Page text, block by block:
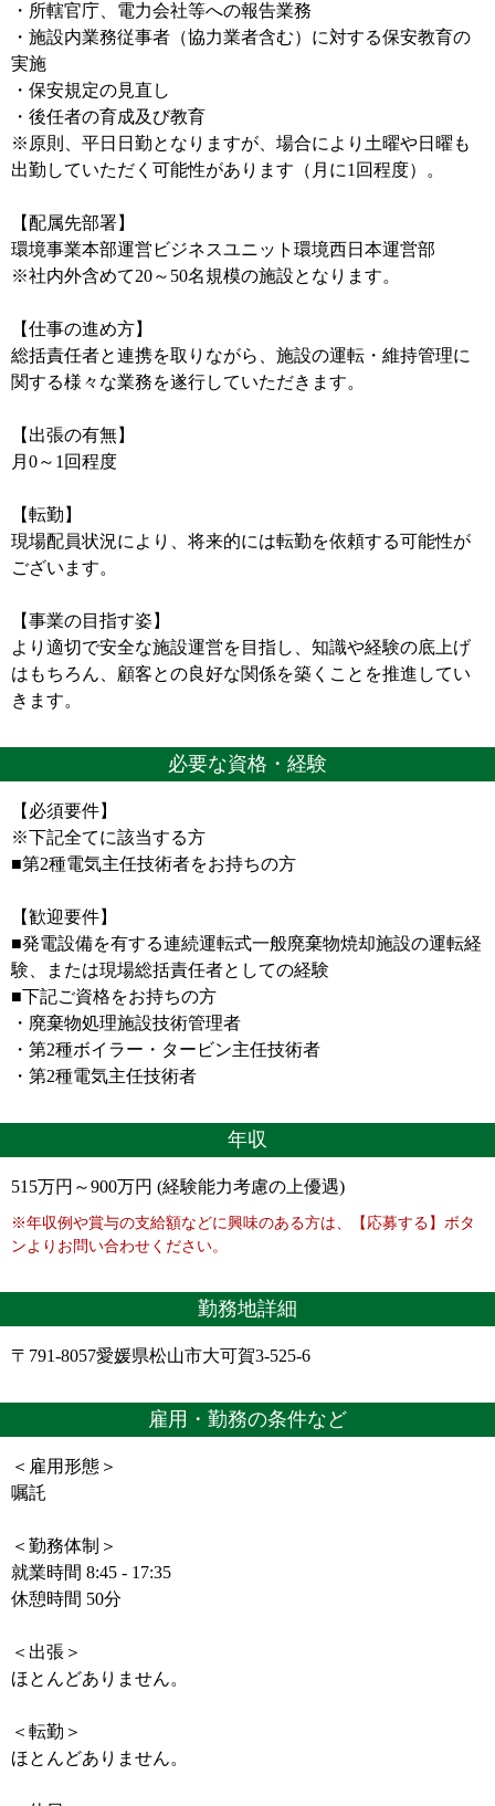
・所轄官庁、電力会社等への報告業務
・施設内業務従事者（協力業者含む）に対する保安教育の
実施
・保安規定の見直し
・後任者の育成及び教育
※原則、平日日勤となりますが、場合により土曜や日曜も
出勤していただく可能性があります（月に1回程度）。
【配属先部署】
環境事業本部運営ビジネスユニット環境西日本運営部
※社内外含めて20～50名規模の施設となります。
【仕事の進め方】
総括責任者と連携を取りながら、施設の運転・維持管理に
関する様々な業務を遂行していただきます。
【出張の有無】
月0～1回程度
【転勤】
現場配員状況により、将来的には転勤を依頼する可能性が
ございます。
【事業の目指す姿】
より適切で安全な施設運営を目指し、知識や経験の底上げ
はもちろん、顧客との良好な関係を築くことを推進してい
きます。
必要な資格・経験
【必須要件】
※下記全てに該当する方
■第2種電気主任技術者をお持ちの方
【歓迎要件】
■発電設備を有する連続運転式一般廃棄物焼却施設の運転経
験、または現場総括責任者としての経験
■下記ご資格をお持ちの方
・廃棄物処理施設技術管理者
・第2種ボイラー・タービン主任技術者
・第2種電気主任技術者
年収
515万円～900万円 (経験能力考慮の上優遇)
※年収例や賞与の支給額などに興味のある方は、【応募する】ボタ
ンよりお問い合わせください。
勤務地詳細
〒791-8057愛媛県松山市大可賀3-525-6
雇用・勤務の条件など
＜雇用形態＞
嘱託
＜勤務体制＞
就業時間 8:45 - 17:35
休憩時間 50分
＜出張＞
ほとんどありません。
＜転勤＞
ほとんどありません。